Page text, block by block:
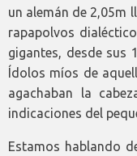
un alemán de 2,05m
rapapolvos
gigantes, desde sus
Ídolos míos de
agachaban la
indicaciones del
Estamos hablando